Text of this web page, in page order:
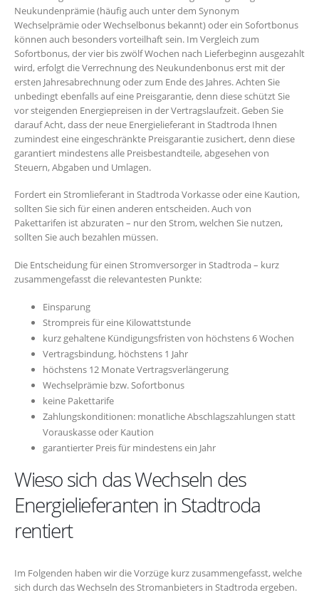
Neukundenprämie (häufig auch unter dem Synonym
Wechselprämie oder Wechselbonus bekannt) oder ein Sofortbonus
können auch besonders vorteilhaft sein. Im Vergleich zum
Sofortbonus, der vier bis zwölf Wochen nach Lieferbeginn ausgezahlt
wird, erfolgt die Verrechnung des Neukundenbonus erst mit der
ersten Jahresabrechnung oder zum Ende des Jahres. Achten Sie
unbedingt ebenfalls auf eine Preisgarantie, denn diese schützt Sie
vor steigenden Energiepreisen in der Vertragslaufzeit. Geben Sie
darauf Acht, dass der neue Energielieferant in Stadtroda Ihnen
zumindest eine eingeschränkte Preisgarantie zusichert, denn diese
garantiert mindestens alle Preisbestandteile, abgesehen von
Steuern, Abgaben und Umlagen.
Fordert ein Stromlieferant in Stadtroda Vorkasse oder eine Kaution,
sollten Sie sich für einen anderen entscheiden. Auch von
Pakettarifen ist abzuraten – nur den Strom, welchen Sie nutzen,
sollten Sie auch bezahlen müssen.
Die Entscheidung für einen Stromversorger in Stadtroda – kurz
zusammengefasst die relevantesten Punkte:
Einsparung
Strompreis für eine Kilowattstunde
kurz gehaltene Kündigungsfristen von höchstens 6 Wochen
Vertragsbindung, höchstens 1 Jahr
höchstens 12 Monate Vertragsverlängerung
Wechselprämie bzw. Sofortbonus
keine Pakettarife
Zahlungskonditionen: monatliche Abschlagszahlungen statt
Vorauskasse oder Kaution
garantierter Preis für mindestens ein Jahr
Wieso sich das Wechseln des
Energielieferanten in Stadtroda
rentiert
Im Folgenden haben wir die Vorzüge kurz zusammengefasst, welche
sich durch das Wechseln des Stromanbieters in Stadtroda ergeben.